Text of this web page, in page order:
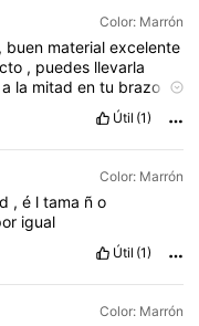
Color: Marrón
, buen material excelente
, puedes llevarla
a la mitadentu brazo
Útil (1)
Color: Marrón
, é l tama ñ o
igual
Útil (1)
Color: Marrón